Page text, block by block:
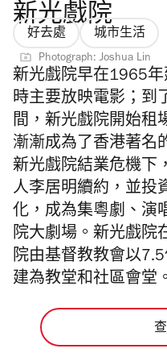
新光戲院
好去處 城市生活
Photograph: Joshua Lin
新光戲院早在1965
時主要放映電影；到
間，新光戲院開始租
漸漸成為了香港著名
新光戲院結業危機下
人李居明續約，並投
化，成為集粵劇、演
院大劇場。 新光戲院
院由基督教教會以
建為教堂和社區會堂。